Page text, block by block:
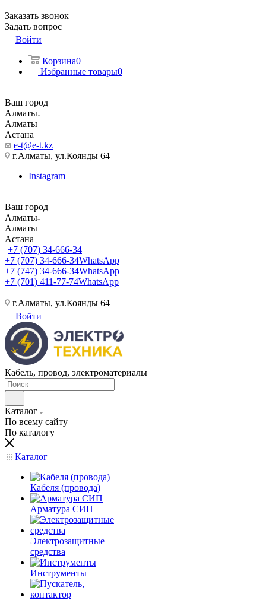
Заказать звонок
Задать вопрос
Войти
Корзина0
Избранные товары0
Ваш город
Алматы
Алматы
Астана
e-t@e-t.kz
г.Алматы, ул.Коянды 64
Instagram
Ваш город
Алматы
Алматы
Астана
+7 (707) 34-666-34
+7 (707) 34-666-34WhatsApp
+7 (747) 34-666-34WhatsApp
+7 (701) 411-77-74WhatsApp
г.Алматы, ул.Коянды 64
Войти
Кабель, провод, электроматериалы
Каталог
По всему сайту
По каталогу
Каталог
Кабеля (провода)
Арматура СИП
Электрозащитные
средства
Инструменты